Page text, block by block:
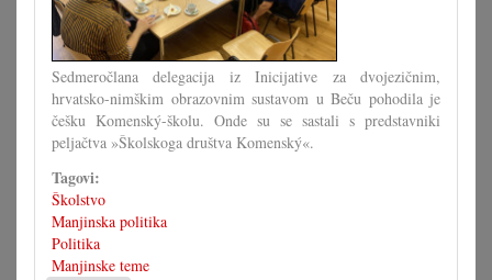
Sedmeročlana delegacija iz Inicijative za dvojezičnim,
hrvatsko-nimškim obrazovnim sustavom u Beču pohodila je
češku Komenský-školu. Onde su se sastali s predstavniki
peljačtva »Školskoga društva Komenský«.
Tagovi:
Školstvo
Manjinska politika
Politika
Manjinske teme